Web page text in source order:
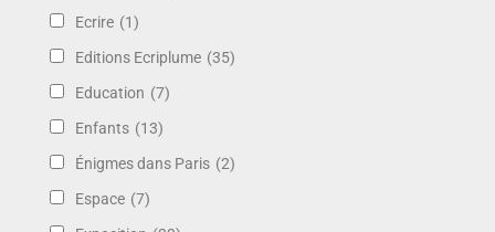
Ecrire (1)
Editions Ecriplume (35)
Education (7)
Enfants (13)
Énigmes dans Paris (2)
Espace (7)